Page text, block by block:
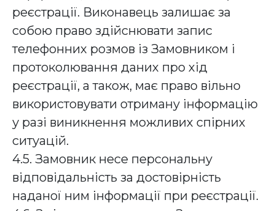
реєстрації. Виконавець залишає за
собою право здійснювати запис
телефонних розмов із Замовником і
протоколювання даних про хід
реєстрації, а також, має право вільно
використовувати отриману інформацію
у разі виникнення можливих спірних
ситуацій.
4.5. Замовник несе персональну
відповідальність за достовірність
наданої ним інформації при реєстрації.